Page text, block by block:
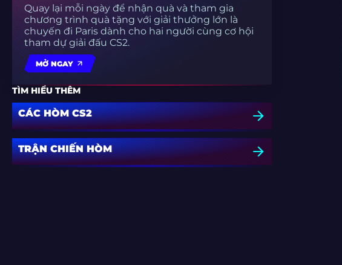
Quay lại mỗi ngày để nhận quà và tham gia
chương trình quà tặng với giải thưởng lớn là
chuyến đi Paris dành cho hai người cùng cơ hội
tham dự giải đấu CS2.
MỞ NGAY
TÌM HIỂU THÊM
CÁC HÒM CS2
TRẬN CHIẾN HÒM